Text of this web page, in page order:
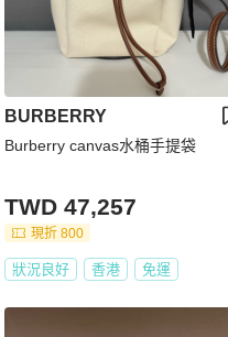
BURBERRY
Burberry canvas水桶手提袋
TWD 47,257
現折 800
狀況良好 香港 免運